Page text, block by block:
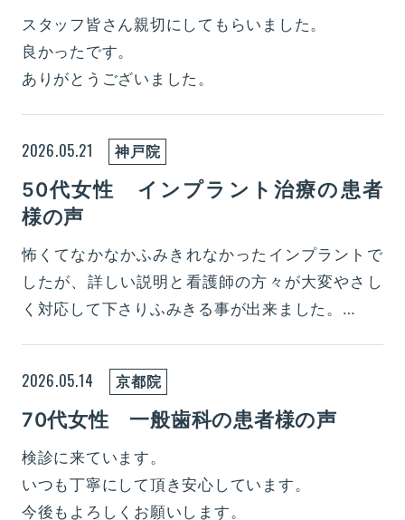
スタッフ皆さん親切にしてもらいました。
良かったです。
ありがとうございました。
2026.05.21 神戸院
50代女性 インプラント治療の患者
様の声
怖くてなかなかふみきれなかったインプラントで
したが、詳しい説明と看護師の方々が大変やさし
く対応して下さりふみきる事が出来ました。
2026.05.14 京都院
70代女性 一般歯科の患者様の声
検診に来ています。
いつも丁寧にして頂き安心しています。
今後もよろしくお願いします。